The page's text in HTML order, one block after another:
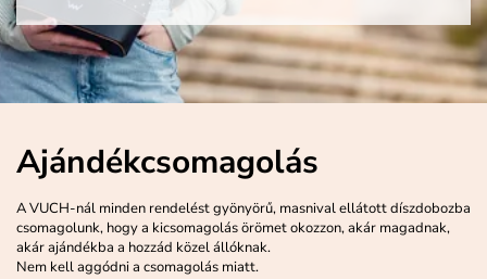
Ajándékcsomagolás
A VUCH-nál minden rendelést gyönyörű, masnival ellátott díszdobozba
csomagolunk, hogy a kicsomagolás örömet okozzon, akár magadnak,
akár ajándékba a hozzád közel állóknak.
Nem kell aggódni a csomagolás miatt.